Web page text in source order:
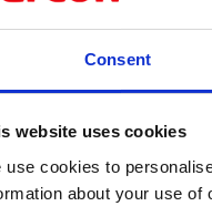
Consent
website uses cookies
use cookies to
about your use